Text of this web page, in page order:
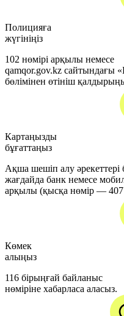
Полицияға
жүгініңіз
102 нөмірі арқылы немесе
qamqor.gov.kz сайтындағы
бөлімінен өтініш
Картаңызды
бұғаттаңыз
Ақша шешіп алу әрекеттері
жағдайда банк немесе
арқылы (қысқа нөмір —
Көмек
алыңыз
116 бірыңғай байланыс
нөміріне хабарласа аласыз.